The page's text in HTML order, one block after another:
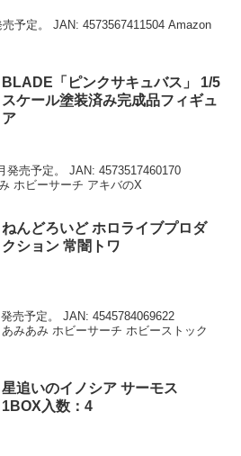
予定。 JAN: 4573567411504 Amazon
BLADE「ピンクサキュバス」 1/5
スケール塗装済み完成品フィギュ
ア
発売予定。 JAN: 4573517460170
ホビーサーチ アキバのX
ねんどろいど ホロライブプロダ
クション 常闇トワ
売予定。 JAN: 4545784069622
みあみ ホビーサーチ ホビーストック
星追いのイノシア サーモス
1BOX入数：4